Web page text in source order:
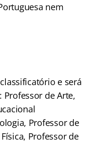
nem
e será
Professor de Arte,
Professor de
Professor de